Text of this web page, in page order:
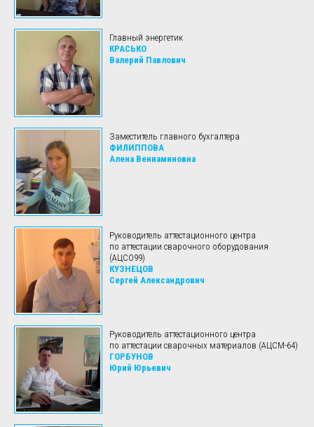
Главный энергетик
КРАСЬКО
Валерий Павлович
Заместитель главного бухгалтера
ФИЛИППОВА
Алена Вениаминовна
Руководитель аттестационного центра
по аттестации сварочного оборудования
(АЦСО99)
КУЗНЕЦОВ
Сергей Александрович
Руководитель аттестационного центра
по аттестации сварочных материалов (АЦСМ-64)
ГОРБУНОВ
Юрий Юрьевич